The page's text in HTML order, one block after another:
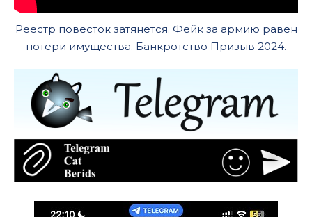
Реестр повесток затянется. Фейк за армию равен
потери имущества. Банкротство Призыв 2024.